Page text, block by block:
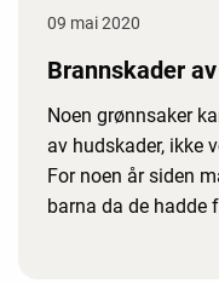
09 mai 2020
Brannskader
Noen grønnsaker
av hudskader, ikke
For noen år siden
barna da de hadde